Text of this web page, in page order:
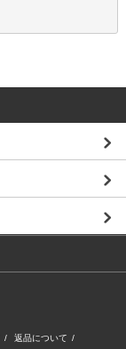
/ 返品について /